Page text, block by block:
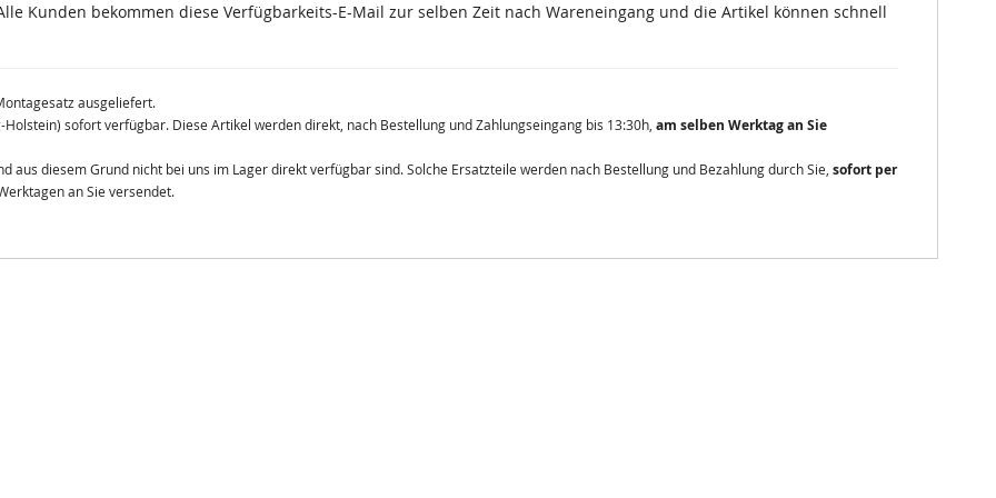
Kunden bekommen diese Verfügbarkeits-E-Mail zur selben Zeit nach Wareneingang und die Artikel können schnell
ausgeliefert.
sofort verfügbar. Diese Artikel werden direkt, nach Bestellung und Zahlungseingang bis 13:30h, am selben Werktag an Sie
diesem Grund nicht bei uns im Lager direkt verfügbar sind. Solche Ersatzteile werden nach Bestellung und Bezahlung durch Sie, sofort per
an Sie versendet.